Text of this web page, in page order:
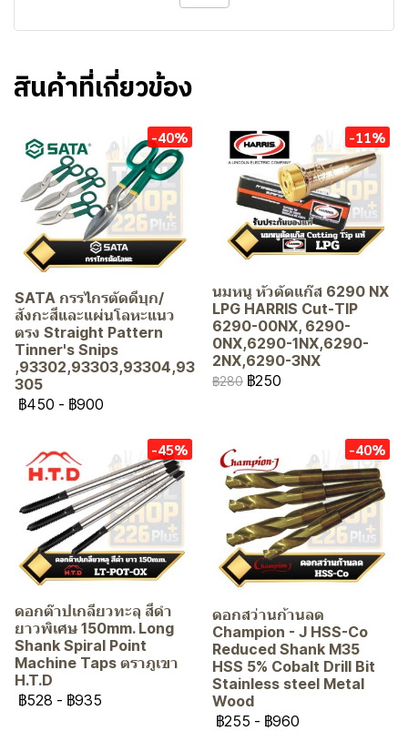
สินค้าที่เกี่ยวข้อง
-40%
SATA กรรไกรตัดดีบุก/
สังกะสีและแผ่นโลหะแนว
ตรง Straight Pattern
Tinner's Snips
,93302,93303,93304,93
305
฿450 - ฿900
-11%
นมหนู หัวตัดแก๊ส 6290 NX
LPG HARRIS Cut-TIP
6290-00NX, 6290-
0NX,6290-1NX,6290-
2NX,6290-3NX
฿280 ฿250
-45%
ดอกต๊าปเกลียวทะลุ สีดำ
ยาวพิเศษ 150mm. Long
Shank Spiral Point
Machine Taps ตราภูเขา
H.T.D
฿528 - ฿935
-40%
ดอกสว่านก้านลด
Champion - J HSS-Co
Reduced Shank M35
HSS 5% Cobalt Drill Bit
Stainless steel Metal
Wood
฿255 - ฿960